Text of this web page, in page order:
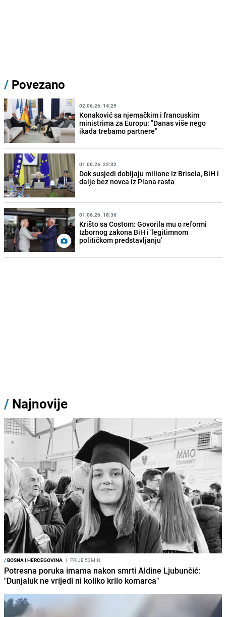
/ Povezano
02.06.26. 14:29
Konaković sa njemačkim i francuskim
ministrima za Europu: "Danas više nego
ikada trebamo partnere"
01.06.26. 22:32
Dok susjedi dobijaju milione iz Brisela, BiH i
dalje bez novca iz Plana rasta
01.06.26. 18:36
Krišto sa Costom: Govorila mu o reformi
Izbornog zakona BiH i 'legitimnom
političkom predstavljanju'
/ Najnovije
/BOSNA I HERCEGOVINA I PRIJE 53MIN
Potresna poruka imama nakon smrti Aldine Ljubunčić:
"Dunjaluk ne vrijedi ni koliko krilo komarca"